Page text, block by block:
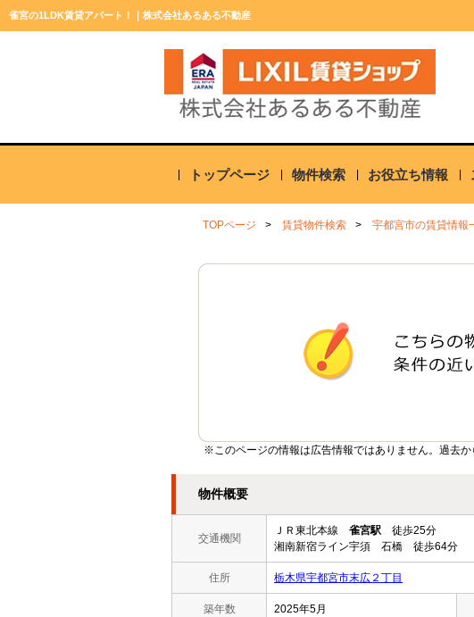
雀宮の1LDK賃貸アパート！｜株式会社あるある不動産
トップページ 物件検索 お役立ち情報
TOPページ 賃貸物件検索 宇都宮市の賃貸情報
※このページの情報は広告情報ではありません。過去
物件概要
交通機関
ＪＲ東北本線 雀宮駅 徒歩25分
湘南新宿ライン宇須 石橋 徒歩64分
住所 栃木県宇都宮市末広２丁目
築年数 2025年5月